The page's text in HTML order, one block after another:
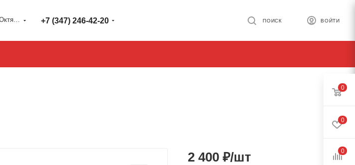
г. Уфа, ул. Проспект Октября 127 +7 (347) 246-42-20 ВОЙТИ
ПОИСК
2 400 ₽/шт
0
0
0